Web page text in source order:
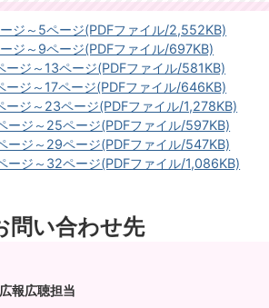
ジ～5ページ(PDFファイル/2,552KB)
ジ～9ページ(PDFファイル/697KB)
ジ～13ページ(PDFファイル/581KB)
ジ～17ページ(PDFファイル/646KB)
ジ～23ページ(PDFファイル/1,278KB)
ージ～25ページ(PDFファイル/597KB)
ージ～29ページ(PDFファイル/547KB)
ージ～32ページ(PDFファイル/1,086KB)
問い合わせ先
報広聴担当